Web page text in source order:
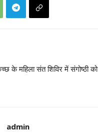
के महिला संत शिविर में संगोष्‍ठी को
admin